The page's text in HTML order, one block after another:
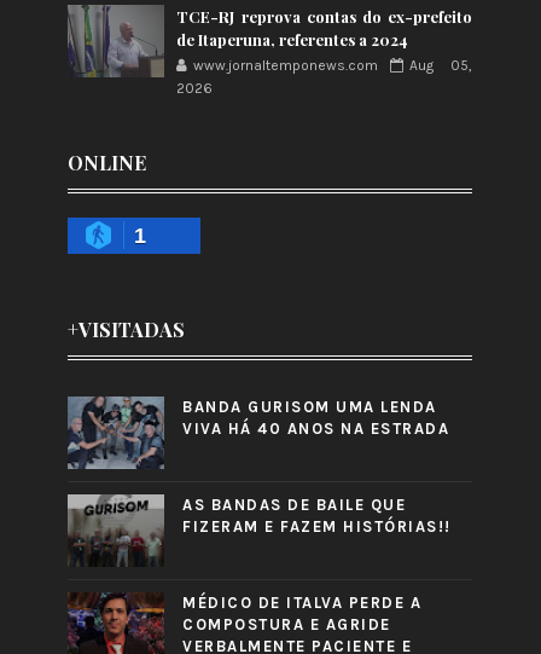
TCE-RJ reprova contas do ex-prefeito
de Itaperuna, referentes a 2024
www.jornaltemponews.com
Aug 05,
2026
ONLINE
1
+VISITADAS
BANDA GURISOM UMA LENDA
VIVA HÁ 40 ANOS NA ESTRADA
AS BANDAS DE BAILE QUE
FIZERAM E FAZEM HISTÓRIAS!!
MÉDICO DE ITALVA PERDE A
COMPOSTURA E AGRIDE
VERBALMENTE PACIENTE E